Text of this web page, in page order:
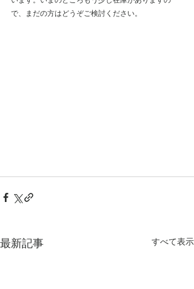
で、まだの方はどうぞご検討ください。
最新記事 すべて表示